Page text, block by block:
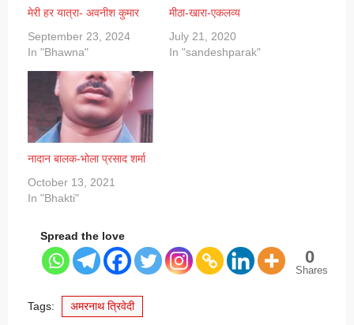
मेरी हर यात्रा- अवनीश कुमार
September 23, 2024
In "Bhawna"
मीठा-खारा-एकलव्य
July 21, 2020
In "sandeshparak"
नादान बालक-भोला प्रसाद शर्मा
October 13, 2021
In "Bhakti"
Spread the love
0
Shares
Tags: अमरनाथ त्रिवेदी